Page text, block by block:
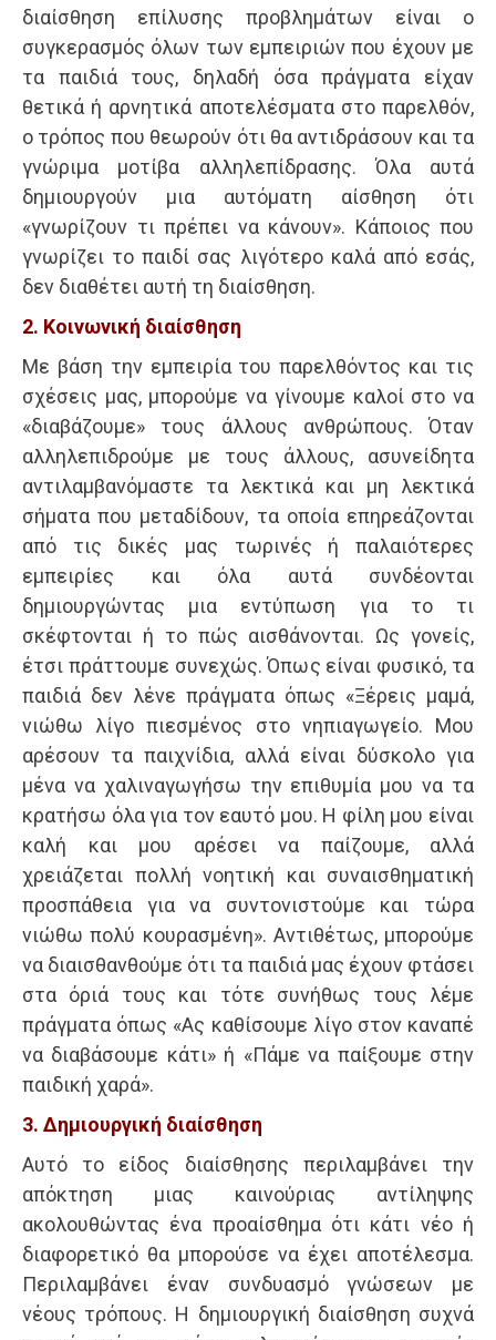
διαίσθηση επίλυσης προβλημάτων είναι ο
συγκερασμός όλων των εμπειριών που έχουν με
τα παιδιά τους, δηλαδή όσα πράγματα είχαν
θετικά ή αρνητικά αποτελέσματα στο παρελθόν,
ο τρόπος που θεωρούν ότι θα αντιδράσουν και τα
γνώριμα μοτίβα αλληλεπίδρασης. Όλα αυτά
δημιουργούν μια αυτόματη αίσθηση ότι
«γνωρίζουν τι πρέπει να κάνουν». Κάποιος που
γνωρίζει το παιδί σας λιγότερο καλά από εσάς,
δεν διαθέτει αυτή τη διαίσθηση.
2. Κοινωνική διαίσθηση
Με βάση την εμπειρία του παρελθόντος και τις
σχέσεις μας, μπορούμε να γίνουμε καλοί στο να
«διαβάζουμε» τους άλλους ανθρώπους. Όταν
αλληλεπιδρούμε με τους άλλους, ασυνείδητα
αντιλαμβανόμαστε τα λεκτικά και μη λεκτικά
σήματα που μεταδίδουν, τα οποία επηρεάζονται
από τις δικές μας τωρινές ή παλαιότερες
εμπειρίες και όλα αυτά συνδέονται
δημιουργώντας μια εντύπωση για το τι
σκέφτονται ή το πώς αισθάνονται. Ως γονείς,
έτσι πράττουμε συνεχώς. Όπως είναι φυσικό, τα
παιδιά δεν λένε πράγματα όπως «Ξέρεις μαμά,
νιώθω λίγο πιεσμένος στο νηπιαγωγείο. Μου
αρέσουν τα παιχνίδια, αλλά είναι δύσκολο για
μένα να χαλιναγωγήσω την επιθυμία μου να τα
κρατήσω όλα για τον εαυτό μου. Η φίλη μου είναι
καλή και μου αρέσει να παίζουμε, αλλά
χρειάζεται πολλή νοητική και συναισθηματική
προσπάθεια για να συντονιστούμε και τώρα
νιώθω πολύ κουρασμένη». Αντιθέτως, μπορούμε
να διαισθανθούμε ότι τα παιδιά μας έχουν φτάσει
στα όριά τους και τότε συνήθως τους λέμε
πράγματα όπως «Ας καθίσουμε λίγο στον καναπέ
να διαβάσουμε κάτι» ή «Πάμε να παίξουμε στην
παιδική χαρά».
3. Δημιουργική διαίσθηση
Αυτό το είδος διαίσθησης περιλαμβάνει την
απόκτηση μιας καινούριας αντίληψης
ακολουθώντας ένα προαίσθημα ότι κάτι νέο ή
διαφορετικό θα μπορούσε να έχει αποτέλεσμα.
Περιλαμβάνει έναν συνδυασμό γνώσεων με
νέους τρόπους. Η δημιουργική διαίσθηση συχνά